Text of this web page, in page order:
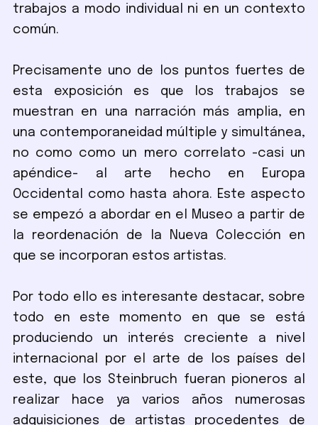
trabajos a modo individual ni en un contexto
común.
Precisamente uno de los puntos fuertes de
esta exposición es que los trabajos se
muestran en una narración más amplia, en
una contemporaneidad múltiple y simultánea,
no como como un mero correlato -casi un
apéndice- al arte hecho en Europa
Occidental como hasta ahora. Este aspecto
se empezó a abordar en el Museo a partir de
la reordenación de la Nueva Colección en
que se incorporan estos artistas.
Por todo ello es interesante destacar, sobre
todo en este momento en que se está
produciendo un interés creciente a nivel
internacional por el arte de los países del
este, que los Steinbruch fueran pioneros al
realizar hace ya varios años numerosas
adquisiciones de artistas procedentes de